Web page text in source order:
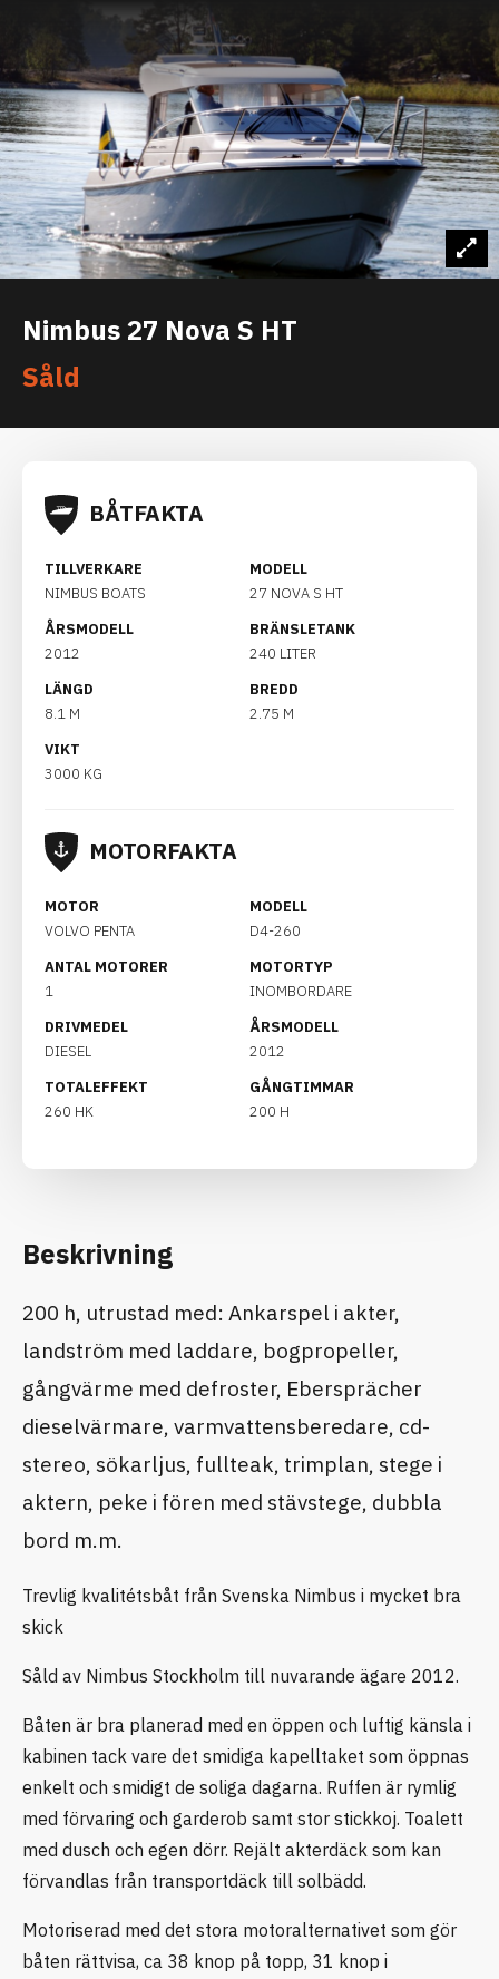
Nimbus 27 Nova S HT
Såld
BÅTFAKTA
TILLVERKARE
NIMBUS BOATS
MODELL
27 NOVA S HT
ÅRSMODELL
2012
BRÄNSLETANK
240 LITER
LÄNGD
8.1 M
BREDD
2.75 M
VIKT
3000 KG
MOTORFAKTA
MOTOR
VOLVO PENTA
MODELL
D4-260
ANTAL MOTORER
1
MOTORTYP
INOMBORDARE
DRIVMEDEL
DIESEL
ÅRSMODELL
2012
TOTALEFFEKT
260 HK
GÅNGTIMMAR
200 H
Beskrivning
200 h, utrustad med: Ankarspel i akter,
landström med laddare, bogpropeller,
gångvärme med defroster, Ebersprächer
dieselvärmare, varmvattensberedare, cd-
stereo, sökarljus, fullteak, trimplan, stege i
aktern, peke i fören med stävstege, dubbla
bord m.m.
Trevlig kvalitétsbåt från Svenska Nimbus i mycket bra
skick
Såld av Nimbus Stockholm till nuvarande ägare 2012.
Båten är bra planerad med en öppen och luftig känsla i
kabinen tack vare det smidiga kapelltaket som öppnas
enkelt och smidigt de soliga dagarna. Ruffen är rymlig
med förvaring och garderob samt stor stickkoj. Toalett
med dusch och egen dörr. Rejält akterdäck som kan
förvandlas från transportdäck till solbädd.
Motoriserad med det stora motoralternativet som gör
båten rättvisa, ca 38 knop på topp, 31 knop i